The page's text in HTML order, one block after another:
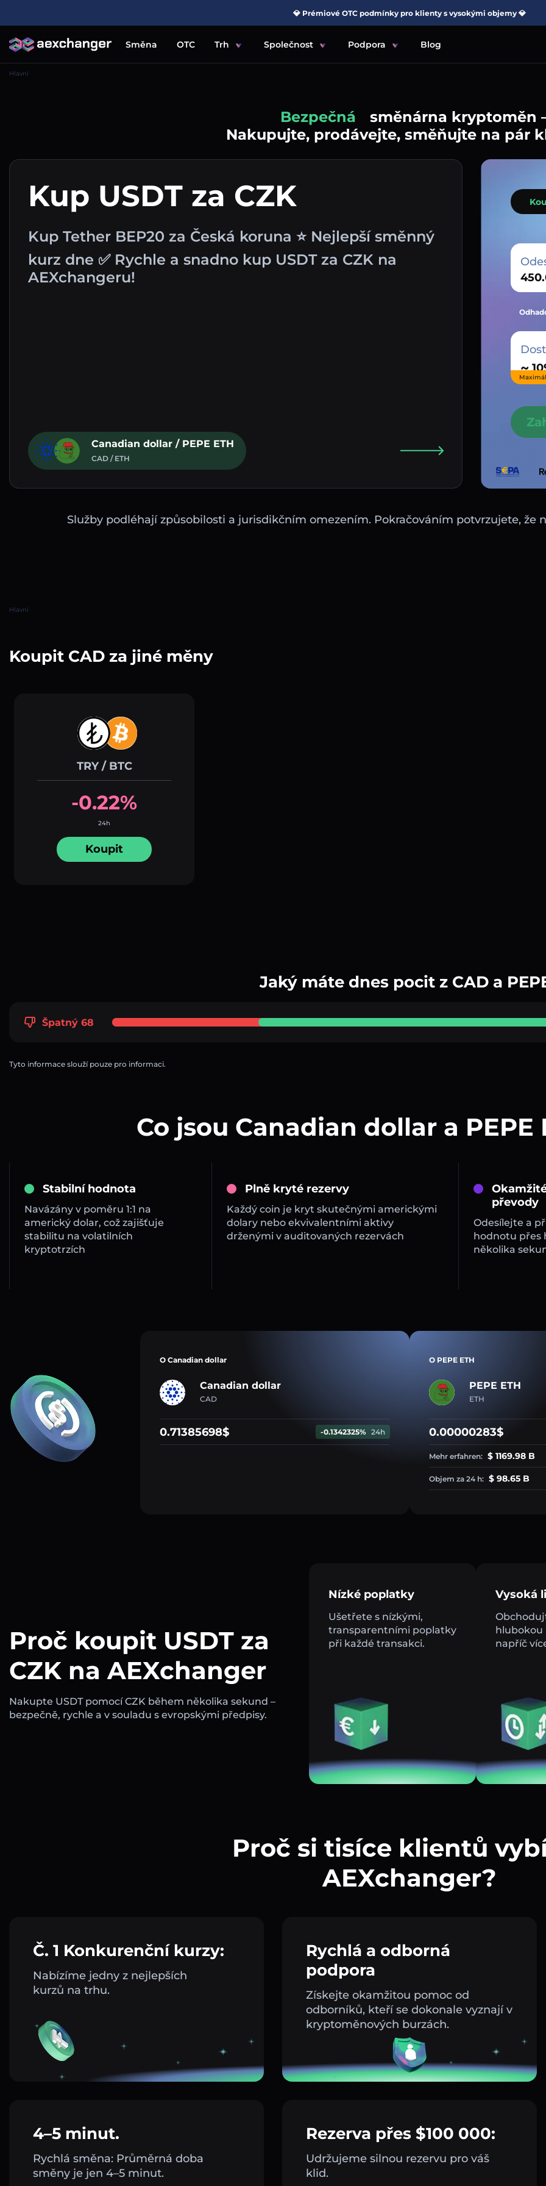
💎 Prémiové OTC podmínky pro klienty s vysokými objemy 💎
Směna OTC Trh Společnost Podpora Blog
Hlavní
Jednoduchá
směnárna kryptoměn
Nakupujte, prodávejte, směňujte na pár
Kup USDT za CZK
Kup Tether BEP20 za Česká koruna ⭐ Nejlepší směnný
kurz dne ✅ Rychle a snadno kup USDT za CZK na
AEXchangeru!
Canadian dollar / PEPE ETH
CAD / ETH
~
Služby podléhají způsobilosti a jurisdikčním omezením. Pokračováním potvrzujete, že
Hlavní
Koupit CAD za jiné měny
TRY / BTC
-0.22%
24h
Koupit
Jaký máte dnes pocit z CAD a
Špatný 68
Tyto informace slouží pouze pro informaci.
Co jsou Canadian dollar a PEPE
Stabilní hodnota
Navázány v poměru 1:1 na
americký dolar, což zajišťuje
stabilitu na volatilních
kryptotrzích
Plně kryté rezervy
Každý coin je kryt skutečnými americkými
dolary nebo ekvivalentními aktivy
drženými v auditovaných rezervách
převody
Odesílejte a
hodnotu přes
několika
O Canadian dollar
Canadian dollar
CAD
0.71385698$ -0.1342325% 24h
O PEPE ETH
PEPE ETH
ETH
0.00000283$
Mehr erfahren: $ 1169.98 B
Objem za 24 h: $ 98.65 B
Proč koupit USDT za
CZK na AEXchanger
Nakupte USDT pomocí CZK během několika sekund –
bezpečně, rychle a v souladu s evropskými předpisy.
Nízké poplatky
Ušetřete s nízkými,
transparentními poplatky
při každé transakci.
Vysoká
hlubokou
napříč
Proč si tisíce klientů
AEXchanger?
Č. 1 Konkurenční kurzy:
Nabízíme jedny z nejlepších
kurzů na trhu.
Rychlá a odborná
podpora
Získejte okamžitou pomoc od
odborníků, kteří se dokonale vyznají v
kryptoměnových burzách.
4–5 minut.
Rychlá směna: Průměrná doba
směny je jen 4–5 minut.
Rezerva přes $100 000:
Udržujeme silnou rezervu pro váš
klid.